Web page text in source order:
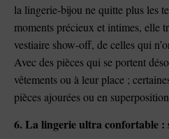
la lingerie-bijou ne quitte plus les
moments précieux et intimes, elle
vestiaire show-off, de celles qui
Avec des pièces qui se portent
vêtements ou à leur place ;
pièces ajourées ou en
6. La lingerie ultra confortable :